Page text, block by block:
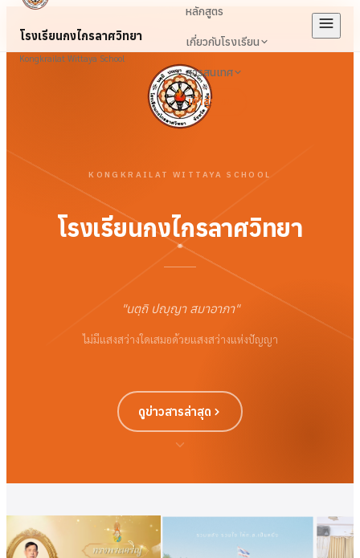
โรงเรียนกงไกรลาศวิทยา
Kongkrailat Wittaya School
หลักสูตร
เกี่ยวกับโรงเรียน
สารสนเทศ
เข้าสู่ระบบ
KONGKRAILAT WITTAYA SCHOOL
โรงเรียนกงไกรลาศวิทยา
"นตฺถิ ปญฺญา สมาอาภา"
ไม่มีแสงสว่างใดเสมอด้วยแสงสว่างแห่งปัญญา
ดูข่าวสารล่าสุด